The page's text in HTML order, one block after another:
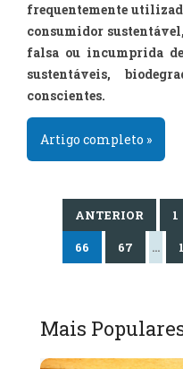
frequentemente
consumidor
falsa ou incumprida
sustentáveis,
conscientes.
Artigo completo »
ANTERIOR 1
66
67 …
Mais